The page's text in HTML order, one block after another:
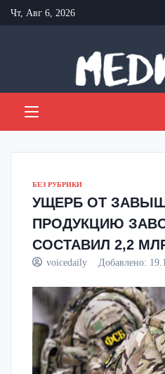
Перейти
к
Чт, Авг 6, 2026
БЕЗ РУБРИКИ
УЩЕРБ ОТ
ПРОДУКЦИЮ
СОСТАВИЛ 2,2
voicedaily Добавлено: